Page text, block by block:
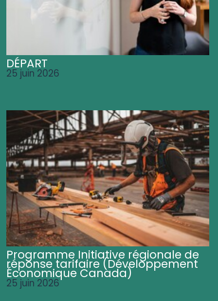
DÉPART
25 juin 2026
Programme Initiative régionale de
réponse tarifaire (Développement
Économique Canada)
25 juin 2026